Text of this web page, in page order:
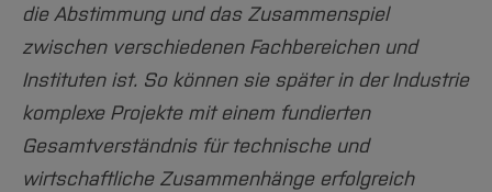
die Abstimmung und das Zusammenspiel
zwischen verschiedenen Fachbereichen und
Instituten ist. So können sie später in der Industrie
komplexe Projekte mit einem fundierten
Gesamtverständnis für technische und
wirtschaftliche Zusammenhänge erfolgreich